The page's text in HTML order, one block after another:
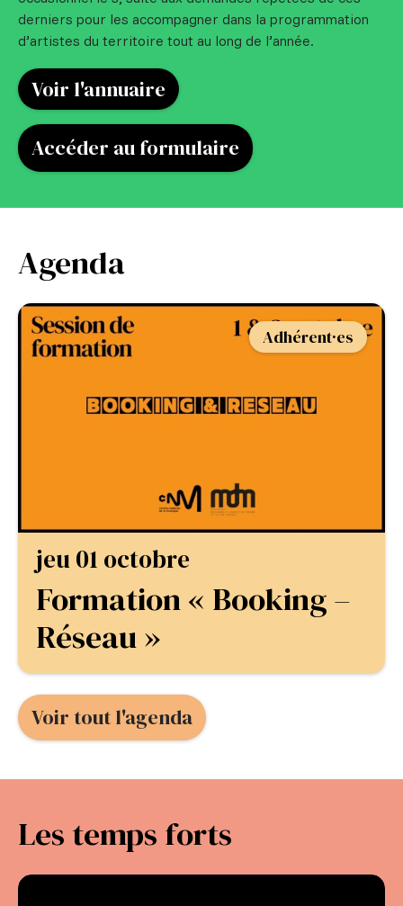
derniers pour les accompagner dans la programmation
d’artistes du territoire tout au long de l’année.
Voir l'annuaire
Accéder au formulaire
Agenda
Adhérent·es
jeu 01 octobre
Formation « Booking –
Réseau »
Voir tout l'agenda
Les temps forts